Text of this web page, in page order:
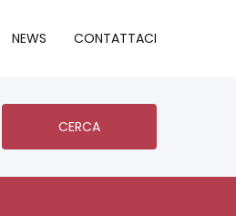
NEWS CONTATTACI
CERCA